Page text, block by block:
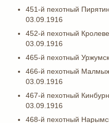
451-й пехотный
03.09.1916
452-й пехотный
03.09.1916
465-й пехотный
466-й пехотный
03.09.1916
467-й пехотный
03.09.1916
468-й пехотный